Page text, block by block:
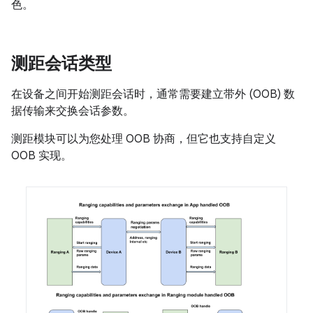
色。
测距会话类型
在设备之间开始测距会话时，通常需要建立带外 (OOB) 数
据传输来交换会话参数。
测距模块可以为您处理 OOB 协商，但它也支持自定义
OOB 实现。